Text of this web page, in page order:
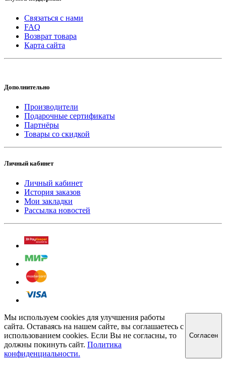
Связаться с нами
FAQ
Возврат товара
Карта сайта
Дополнительно
Производители
Подарочные сертификаты
Партнёры
Товары со скидкой
Личный кабинет
Личный кабинет
История заказов
Мои закладки
Рассылка новостей
Мы используем cookies для улучшения работы
сайта. Оставаясь на нашем сайте, вы соглашаетесь с
использованием cookies. Если Вы не согласны, то
должны покинуть сайт. Политика
конфиденциальности.
Cогласен